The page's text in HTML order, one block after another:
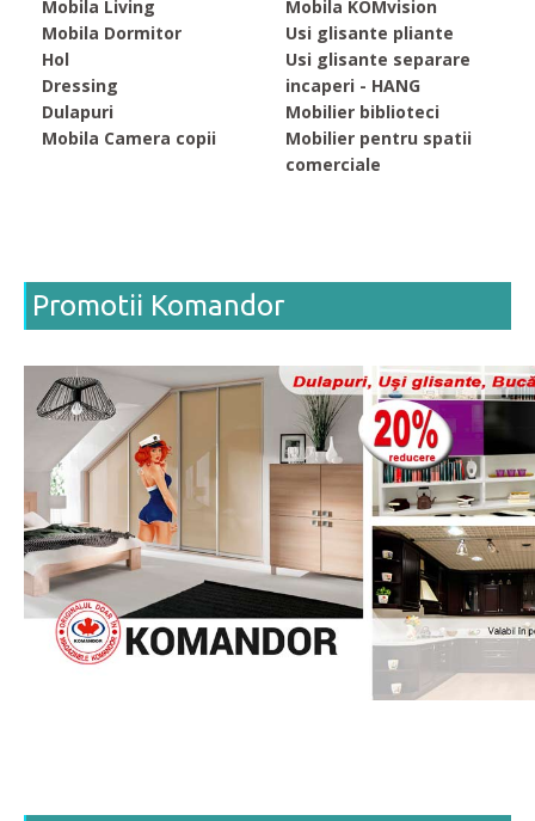
Mobila Living
Mobila Dormitor
Hol
Dressing
Dulapuri
Mobila Camera copii
Mobila KOMvision
Usi glisante pliante
Usi glisante separare
incaperi - HANG
Mobilier biblioteci
Mobilier pentru spatii
comerciale
Promotii Komandor